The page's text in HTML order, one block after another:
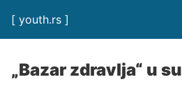
[ youth.rs ]
„Bazar zdravlja“ u